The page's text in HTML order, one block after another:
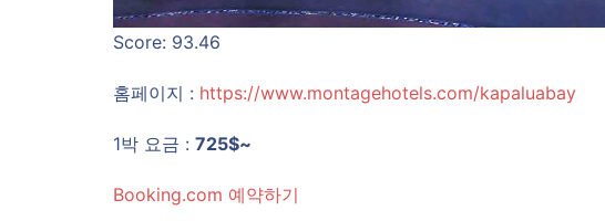
Score: 93.46
홈페이지 : https://www.montagehotels.com/kapaluabay
1박 요금 : 725$~
Booking.com 예약하기